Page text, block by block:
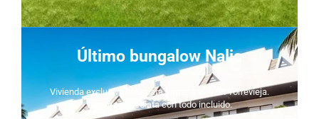
Último bungalow Nalia
Vivienda exclusiva lista para entrar a vivir en Torrevieja.
Entrega inmediata con todo incluido.